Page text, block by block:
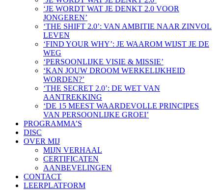
‘JE WORDT WAT JE DENKT 2.0 VOOR
JONGEREN’
‘THE SHIFT 2.0’: VAN AMBITIE NAAR ZINVOL
LEVEN
‘FIND YOUR WHY’: JE WAAROM WIJST JE DE
WEG
‘PERSOONLIJKE VISIE & MISSIE’
‘KAN JOUW DROOM WERKELIJKHEID
WORDEN?’
‘THE SECRET 2.0’: DE WET VAN
AANTREKKING
‘DE 15 MEEST WAARDEVOLLE PRINCIPES
VAN PERSOONLIJKE GROEI’
PROGRAMMA’S
DISC
OVER MIJ
MIJN VERHAAL
CERTIFICATEN
AANBEVELINGEN
CONTACT
LEERPLATFORM